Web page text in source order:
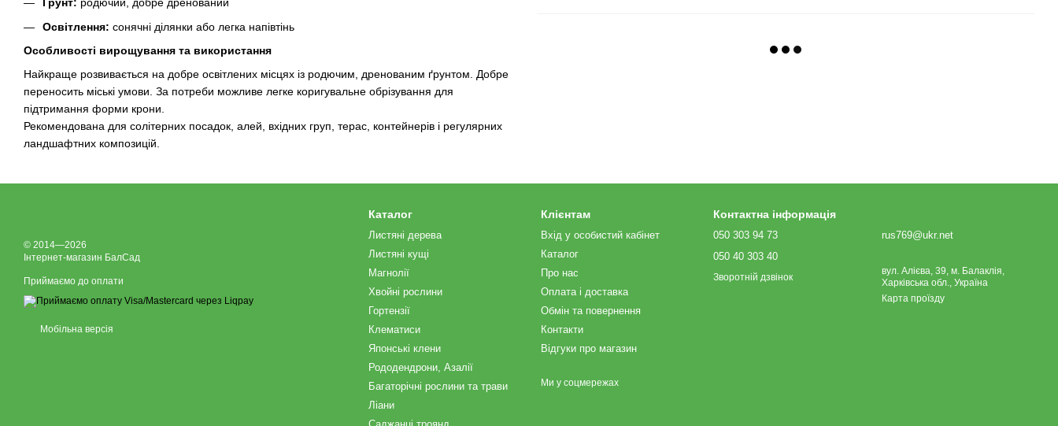
Освітлення: сонячні ділянки або легка напівтінь
Особливості вирощування та використання
Найкраще розвивається на добре освітлених місцях із родючим, дренованим ґрунтом. Добре
переносить міські умови. За потреби можливе легке коригувальне обрізування для
підтримання форми крони.
Рекомендована для солітерних посадок, алей, вхідних груп, терас, контейнерів і регулярних
ландшафтних композицій.
© 2014—2026
Інтернет-магазин БалСад
Приймаємо до оплати
Мобільна версія
Каталог
Листяні дерева
Листяні кущі
Магнолії
Хвойні рослини
Гортензії
Клематиси
Японські клени
Рододендрони, Азалії
Багаторічні рослини та трави
Ліани
Клієнтам
Вхід у особистий кабінет
Каталог
Про нас
Оплата і доставка
Обмін та повернення
Контакти
Відгуки про магазин
Ми у соцмережах
Контактна інформація
050 303 94 73
050 40 303 40
Зворотній дзвінок
rus769@ukr.net
вул. Алієва, 39, м. Балаклія,
Харківська обл., Україна
Карта проїзду